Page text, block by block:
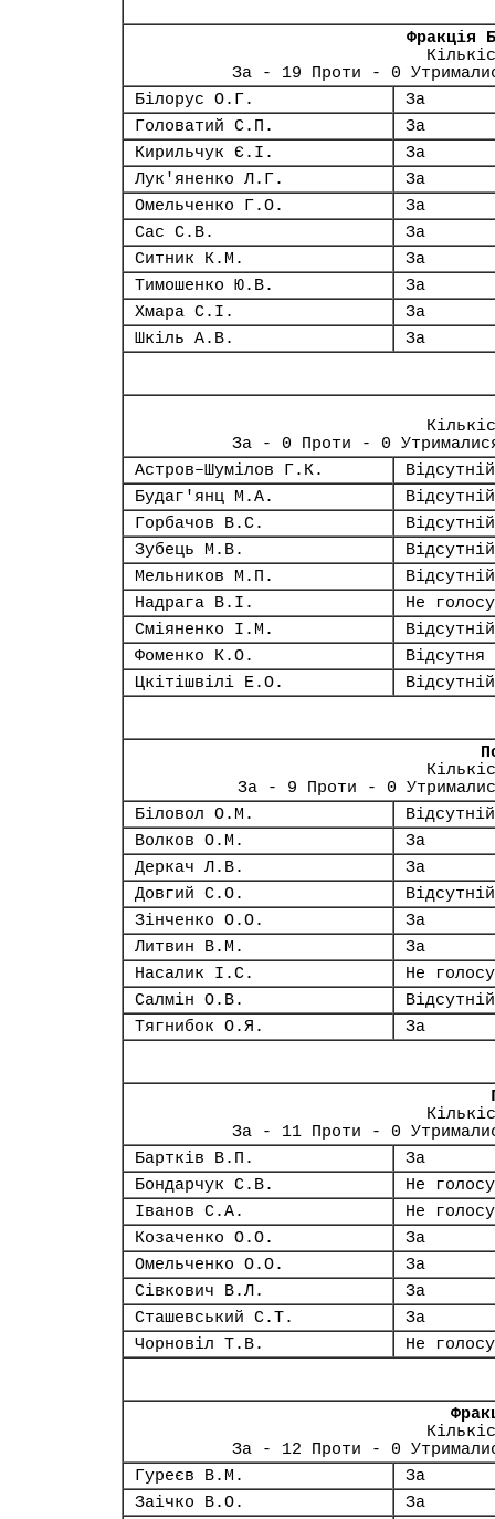
Фракція
За - 19 Проти - 0
Білорус О.Г.
За
Головатий С.П.
За
Кирильчук Є.І.
За
Лук'яненко Л.Г.
За
Омельченко Г.О.
За
Сас С.В.
За
Ситник К.М.
За
Тимошенко Ю.В.
За
Хмара С.І.
За
Шкіль А.В.
За
За - 0 Проти - 0
Астров–Шумілов Г.К.
Відсутній
Будаг'янц М.А.
Відсутній
Горбачов В.С.
Відсутній
Зубець М.В.
Відсутній
Мельников М.П.
Відсутній
Надрага В.І.
Не
Сміяненко І.М.
Відсутній
Фоменко К.О.
Відсутня
Цкітішвілі Е.О.
Відсутній
За - 9 Проти - 0
Біловол О.М.
Відсутній
Волков О.М.
За
Деркач Л.В.
За
Довгий С.О.
Відсутній
Зінченко О.О.
За
Литвин В.М.
За
Насалик І.С.
Не
Салмін О.В.
Відсутній
Тягнибок О.Я.
За
За - 11 Проти - 0
Бартків В.П.
За
Бондарчук С.В.
Не
Іванов С.А.
Не
Козаченко О.О.
За
Омельченко О.О.
За
Сівкович В.Л.
За
Сташевський С.Т.
За
Чорновіл Т.В.
Не
За - 12 Проти - 0
Гуреєв В.М.
За
Заічко В.О.
За